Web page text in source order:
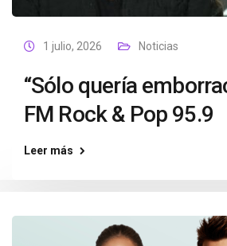
1 julio, 2026 Noticias
“Sólo quería
FM Rock & Pop 95.9
Leer más